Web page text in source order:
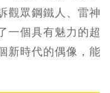
觀眾鋼鐵人、雷神
一個具有魅力的超
新時代的偶像，能